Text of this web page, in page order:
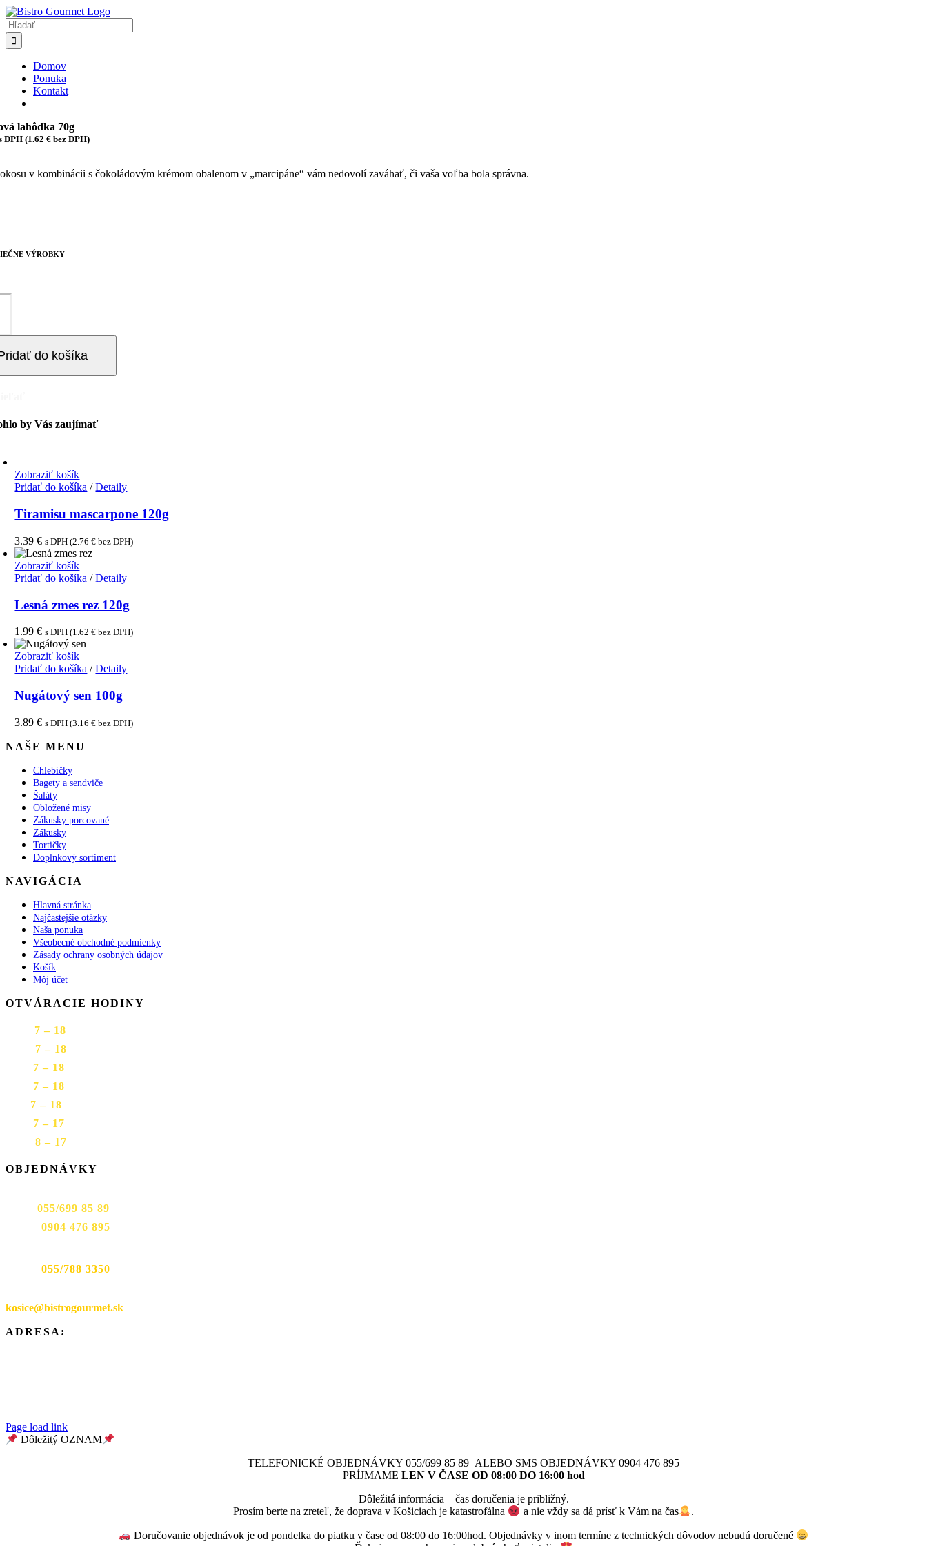
Skip
to
content
Hľadať:
Domov
Ponuka
Kontakt
lahôdka 70g
DPH (1.62 €bez DPH)
v kombinácii s čokoládovým krémom obalenom v „marcipáne“ vám nedovolí zaváhať, či vaša voľba bola správna.
VÝROBKY
do košíka
by Vás zaujímať
Zobraziť košík
Pridať do košíka / Detaily
Tiramisu mascarpone 120g
3.39€ s DPH (2.76€ bez DPH)
Zobraziť košík
Pridať do košíka / Detaily
Lesná zmes rez 120g
1.99€ s DPH (1.62€ bez DPH)
Zobraziť košík
Pridať do košíka / Detaily
Nugátový sen 100g
3.89€ s DPH (3.16€ bez DPH)
NAŠE MENU
Chlebíčky
Bagety a sendviče
Šaláty
Obložené misy
Zákusky porcované
Zákusky
Tortičky
Doplnkový sortiment
NAVIGÁCIA
Hlavná stránka
Najčastejšie otázky
Naša ponuka
Všeobecné obchodné podmienky
Zásady ochrany osobných údajov
Košík
Môj účet
OTVÁRACIE HODINY
7 – 18
7 – 18
7 – 18
7 – 18
7 – 18
7 – 17
8 – 17
OBJEDNÁVKY
055/699 85 89
0904 476 895
055/788 3350
kosice@bistrogourmet.sk
ADRESA:
Page load link
Dôležitý OZNAM
TELEFONICKÉ OBJEDNÁVKY 055/699 85 89 ALEBO SMS OBJEDNÁVKY 0904 476 895
PRÍJMAME LEN V ČASE OD 08:00 DO 16:00 hod
Dôležitá informácia – čas doručenia je približný.
Prosím berte na zreteľ, že doprava v Košiciach je katastrofálna
a nie vždy sa dá prísť k Vám na čas .
Doručovanie objednávok je od pondelka do piatku v čase od 08:00 do 16:00hod. Objednávky v inom termíne z technických dôvodov nebudú doručené